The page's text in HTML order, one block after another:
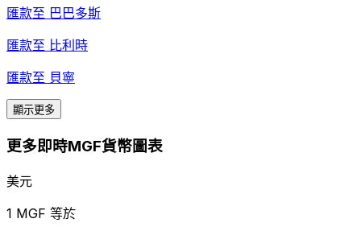
匯款至 巴巴多斯
匯款至 比利時
匯款至 貝寧
顯示更多
更多即時MGF貨幣圖表
美元
1 MGF 等於